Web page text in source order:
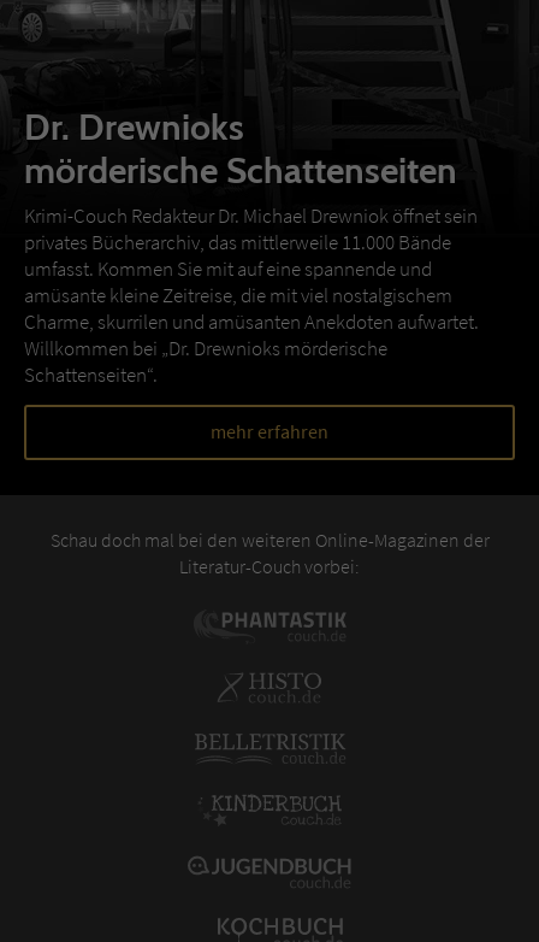
Dr. Drewnioks
mörderische Schattenseiten
Krimi-Couch Redakteur Dr. Michael Drewniok öffnet sein
privates Bücherarchiv, das mittlerweile 11.000 Bände
umfasst. Kommen Sie mit auf eine spannende und
amüsante kleine Zeitreise, die mit viel nostalgischem
Charme, skurrilen und amüsanten Anekdoten aufwartet.
Willkommen bei „Dr. Drewnioks mörderische
Schattenseiten“.
mehr erfahren
Schau doch mal bei den weiteren Online-Magazinen der
Literatur-Couch vorbei: